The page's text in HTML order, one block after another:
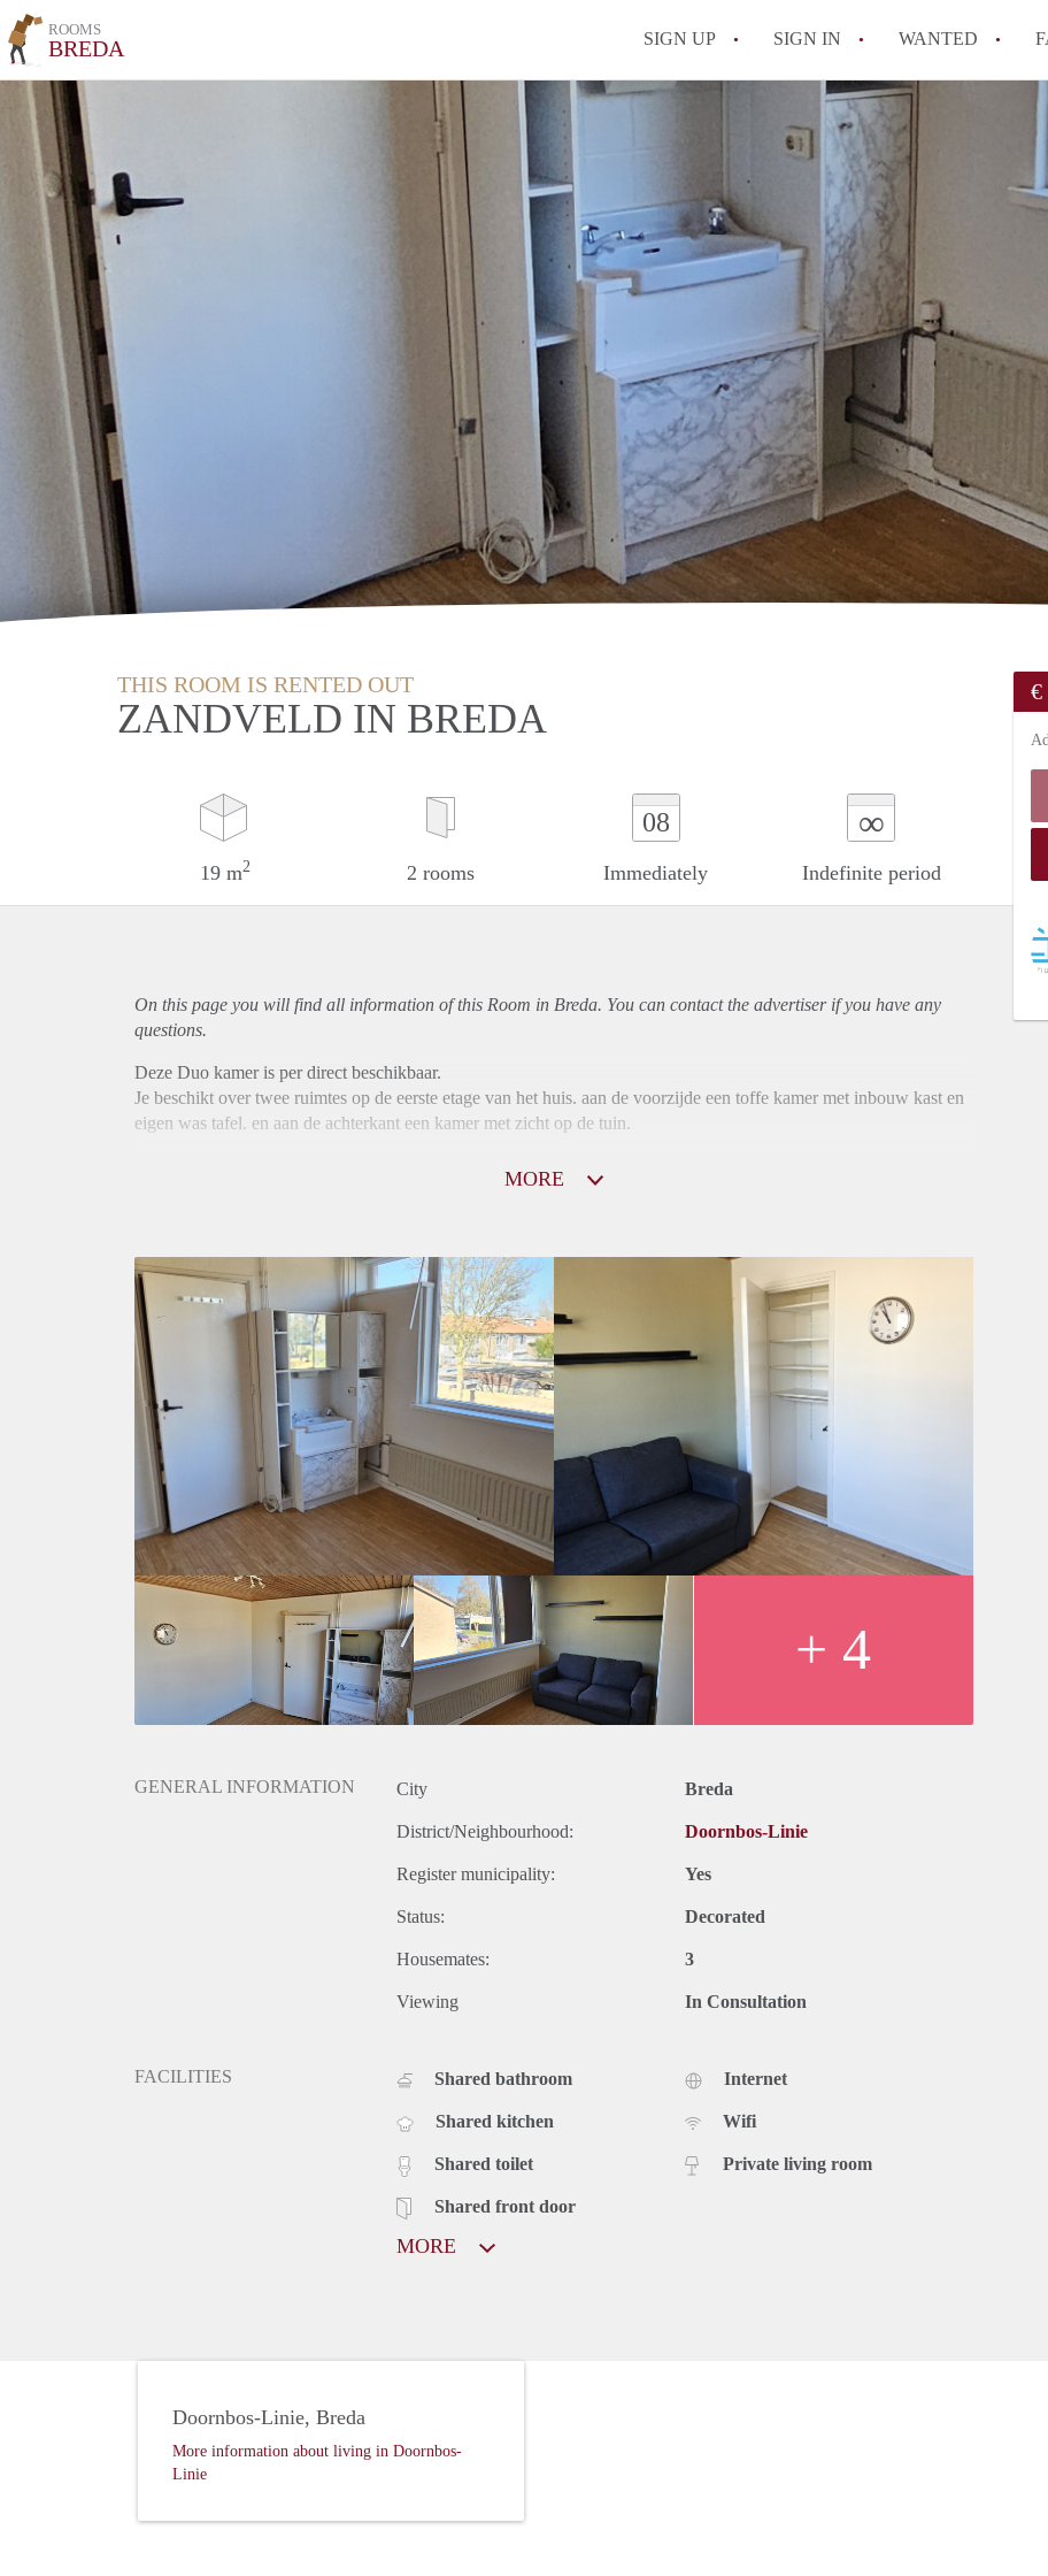
ROOMS
BREDA SIGN UP SIGN IN WANTED
All FAQs
THIS ROOM IS RENTED OUT
ZANDVELD IN BREDA
19 m2 2 rooms
08
Immediately
∞
Indefinite period
€
On this page you will find all information of this Room in Breda. You can contact the advertiser if you have any
questions.
Deze Duo kamer is per direct beschikbaar.
Je beschikt over twee ruimtes op de eerste etage van het huis. aan de voorzijde een toffe kamer met inbouw kast en
eigen was tafel. en aan de achterkant een kamer met zicht op de tuin.
MORE
+ 4
GENERAL INFORMATION City Breda
District/Neighbourhood: Doornbos-Linie
Register municipality: Yes
Status: Decorated
Housemates: 3
Viewing In Consultation
FACILITIES Shared bathroom
Shared kitchen
Shared toilet
Shared front door
Internet
Wifi
Private living room
MORE
Doornbos-Linie, Breda
More information about living in Doornbos-
Linie